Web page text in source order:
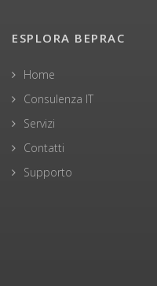
ESPLORA BEPRAC
Home
Consulenza IT
Servizi
Contatti
Supporto